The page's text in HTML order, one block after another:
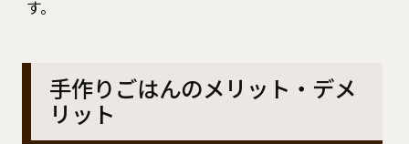
す。
手作りごはんのメリット・デメ
リット